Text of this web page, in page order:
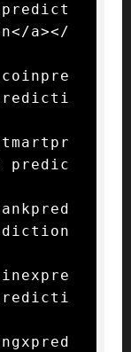
a></
predic